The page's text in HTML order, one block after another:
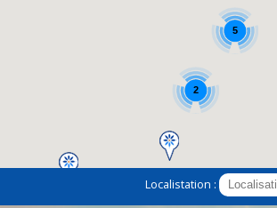
5
2
Localistation :